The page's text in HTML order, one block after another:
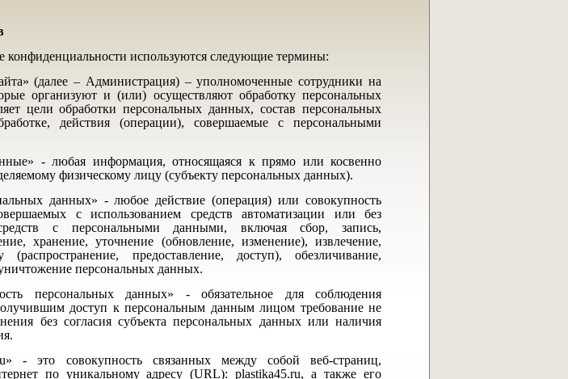
конфиденциальности используются следующие термины:
(далее – Администрация) – уполномоченные сотрудники на
организуют и (или) осуществляют обработку персональных
цели обработки персональных данных, состав персональных
действия (операции), совершаемые с персональными
- любая информация, относящаяся к прямо или косвенно
физическому лицу (субъекту персональных данных).
данных» - любое действие (операция) или совокупность
с использованием средств автоматизации или без
с персональными данными, включая сбор, запись,
хранение, уточнение (обновление, изменение), извлечение,
(распространение, предоставление, доступ), обезличивание,
персональных данных.
персональных данных» - обязательное для соблюдения
доступ к персональным данным лицом требование не
без согласия субъекта персональных данных или наличия
- это совокупность связанных между собой веб-страниц,
по уникальному адресу (URL): plastika45.ru, а также его